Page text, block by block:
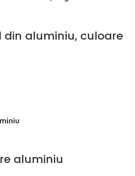
aluminiu, culoare
aluminiu